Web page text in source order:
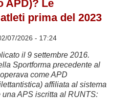
APD)? Le
prima del 2023
07/2026 - 17:24
il 9 settembre 2016.
Sportforma precedente al
come APD
affiliata al sistema
APS iscritta al RUNTS: